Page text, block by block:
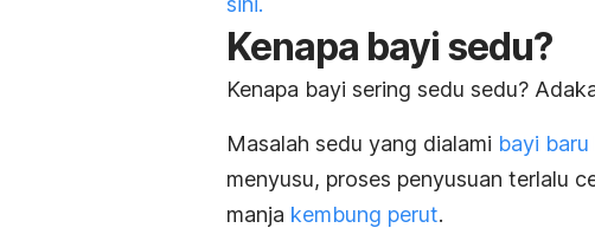
Kenapa bayi sedu?
Kenapa bayi sering sedu sedu?
Masalah sedu yang dialami bayi baru
menyusu, proses penyusuan terlalu
manja kembung perut.